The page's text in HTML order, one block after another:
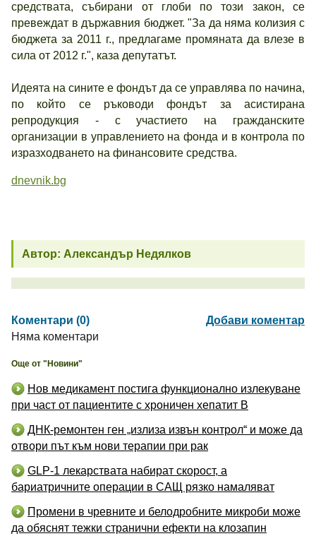
средствата, събирани от глоби по този закон, се
превеждат в държавния бюджет. "За да няма колизия с
бюджета за 2011 г., предлагаме промяната да влезе в
сила от 2012 г.", каза депутатът.
Идеята на сините е фондът да се управлява по начина,
по който се ръководи фондът за асистирана
репродукция - с участието на гражданските
организации в управлението на фонда и в контрола по
изразходването на финансовите средства.
dnevnik.bg
Автор: Александър Недялков
Коментари (0)
Добави коментар
Няма коментари
Още от "Новини"
Нов медикамент постига функционално излекуване
при част от пациентите с хроничен хепатит B
ДНК-ремонтен ген „излиза извън контрол“ и може да
отвори път към нови терапии при рак
GLP-1 лекарствата набират скорост, а
бариатричните операции в САЩ рязко намаляват
Промени в чревните и белодробните микроби може
да обяснят тежки странични ефекти на клозапин